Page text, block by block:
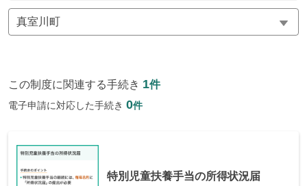
この制度に関連する手続き 1件
電子申請に対応した手続き 0件
特別児童扶養手当の所得状況届